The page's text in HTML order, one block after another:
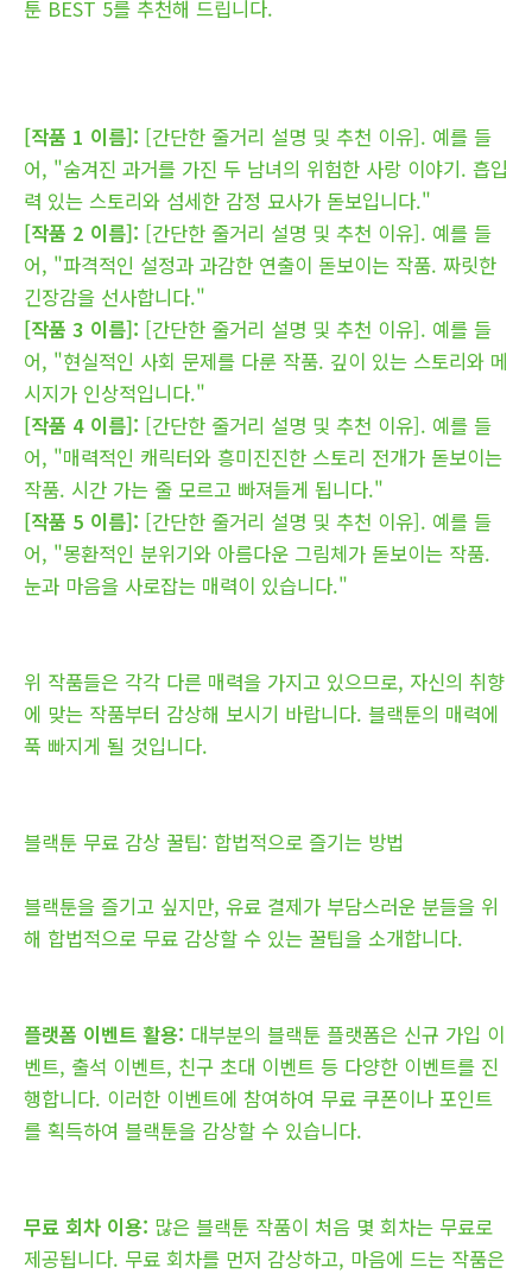
툰 BEST 5를 추천해 드립니다.
[작품 1 이름]: [간단한 줄거리 설명 및 추천 이유]. 예를 들
어, "숨겨진 과거를 가진 두 남녀의 위험한 사랑 이야기. 흡입
력 있는 스토리와 섬세한 감정 묘사가 돋보입니다."
[작품 2 이름]: [간단한 줄거리 설명 및 추천 이유]. 예를 들
어, "파격적인 설정과 과감한 연출이 돋보이는 작품. 짜릿한
긴장감을 선사합니다."
[작품 3 이름]: [간단한 줄거리 설명 및 추천 이유]. 예를 들
어, "현실적인 사회 문제를 다룬 작품. 깊이 있는 스토리와 메
시지가 인상적입니다."
[작품 4 이름]: [간단한 줄거리 설명 및 추천 이유]. 예를 들
어, "매력적인 캐릭터와 흥미진진한 스토리 전개가 돋보이는
작품. 시간 가는 줄 모르고 빠져들게 됩니다."
[작품 5 이름]: [간단한 줄거리 설명 및 추천 이유]. 예를 들
어, "몽환적인 분위기와 아름다운 그림체가 돋보이는 작품.
눈과 마음을 사로잡는 매력이 있습니다."
위 작품들은 각각 다른 매력을 가지고 있으므로, 자신의 취향
에 맞는 작품부터 감상해 보시기 바랍니다. 블랙툰의 매력에
푹 빠지게 될 것입니다.
블랙툰 무료 감상 꿀팁: 합법적으로 즐기는 방법
블랙툰을 즐기고 싶지만, 유료 결제가 부담스러운 분들을 위
해 합법적으로 무료 감상할 수 있는 꿀팁을 소개합니다.
플랫폼 이벤트 활용: 대부분의 블랙툰 플랫폼은 신규 가입 이
벤트, 출석 이벤트, 친구 초대 이벤트 등 다양한 이벤트를 진
행합니다. 이러한 이벤트에 참여하여 무료 쿠폰이나 포인트
를 획득하여 블랙툰을 감상할 수 있습니다.
무료 회차 이용: 많은 블랙툰 작품이 처음 몇 회차는 무료로
제공됩니다. 무료 회차를 먼저 감상하고, 마음에 드는 작품은